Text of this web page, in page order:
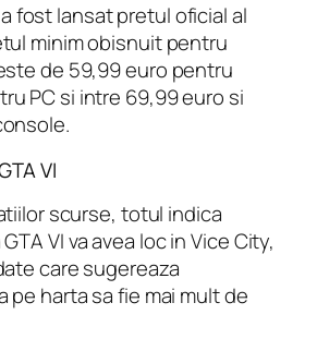
fost lansat pretul oficial al
minim obisnuit pentru
de 59,99 euro pentru
PC si intre 69,99 euro si
VI
scurse, totul indica
VI va avea loc in Vice City,
care sugereaza
pe harta sa fie mai mult de